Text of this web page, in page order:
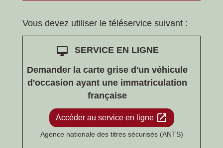
Vous devez utiliser le téléservice suivant :
desktop_mac
SERVICE EN LIGNE
Demander la carte grise d'un véhicule
d'occasion ayant une immatriculation
française
Accéder au service en ligne open_in_new
Agence nationale des titres sécurisés (ANTS)